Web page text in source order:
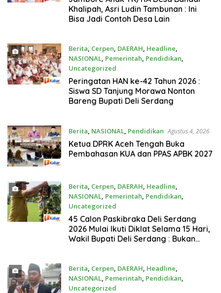
Khalipah, Asri Ludin Tambunan : Ini
Bisa Jadi Contoh Desa Lain
Berita, Cerpen, DAERAH, Headline,
NASIONAL, Pemerintah, Pendidikan,
Uncategorized
Agustus 6, 2026
Peringatan HAN ke-42 Tahun 2026 :
Siswa SD Tanjung Morawa Nonton
Bareng Bupati Deli Serdang
Berita, NASIONAL, Pendidikan Agustus 4, 2026
Ketua DPRK Aceh Tengah Buka
Pembahasan KUA dan PPAS APBK 2027
Berita Cerpen DAERAH Headline
NASIONAL Pemerintah Pendidikan
Uncategorized
Agustus 3, 2026
45 Calon Paskibraka Deli Serdang
2026 Mulai Ikuti Diklat Selama 15 Hari,
Wakil Bupati Deli Serdang : Bukan
Berita Cerpen DAERAH Headline
NASIONAL Pemerintah Pendidikan
Uncategorized